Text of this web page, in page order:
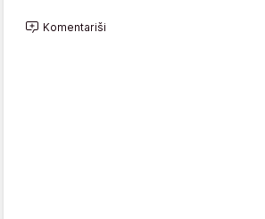
Komentariši